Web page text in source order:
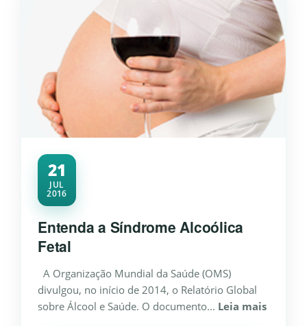
21
JUL
2016
Entenda a Síndrome Alcoólica
Fetal
A Organização Mundial da Saúde (OMS)
divulgou, no início de 2014, o Relatório Global
sobre Álcool e Saúde. O documento... Leia mais